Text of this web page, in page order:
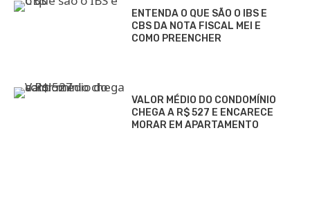
ENTENDA O QUE SÃO O IBS E
CBS DA NOTA FISCAL MEI E
COMO PREENCHER
VALOR MÉDIO DO CONDOMÍNIO
CHEGA A R$ 527 E ENCARECE
MORAR EM APARTAMENTO